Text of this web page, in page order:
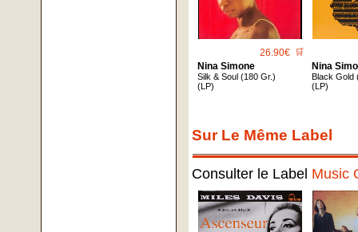
26.90€ 🛒
Nina Simone
Silk & Soul (180 Gr.)
(LP)
Nina
Black Gold
(LP)
Sur Le Même Label
Consulter le Label Music